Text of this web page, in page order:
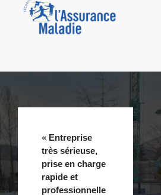
« Entreprise
très sérieuse,
prise en charge
rapide et
professionnelle